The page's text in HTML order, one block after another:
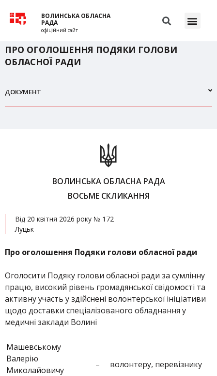
ВОЛИНСЬКА ОБЛАСНА
РАДА
офіційний сайт
ПРО ОГОЛОШЕННЯ ПОДЯКИ ГОЛОВИ
ОБЛАСНОЇ РАДИ
ДОКУМЕНТ
ВОЛИНСЬКА ОБЛАСНА РАДА
ВОСЬМЕ СКЛИКАННЯ
Від 20 квітня 2026 року № 172
Луцьк
Про оголошення Подяки голови обласної ради
Оголосити Подяку голови обласної ради за сумлінну
працю, високий рівень громадянської свідомості та
активну участь у здійснені волонтерської ініціативи
щодо доставки спеціалізованого обладнання у
медичні заклади Волині
Машевському
Валерію
Миколайовичу
– волонтеру, перевізнику